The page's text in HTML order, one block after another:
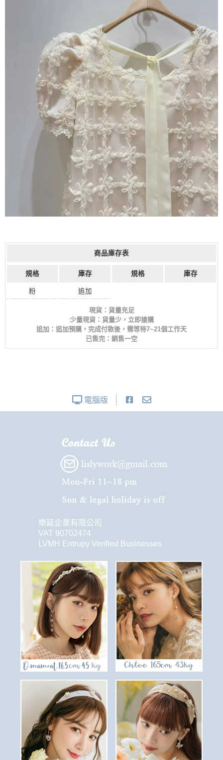
商品庫存表
規格 庫存 規格 庫存
粉 追加
現貨：貨量充足
少量現貨：貨量少，立即搶購
追加：追加預購，完成付款後，需等待7~21個工作天
已售完：銷售一空
電腦版
樂延企業有限公司
VAT 90702474
LVMH Entrupy Verified Businesses